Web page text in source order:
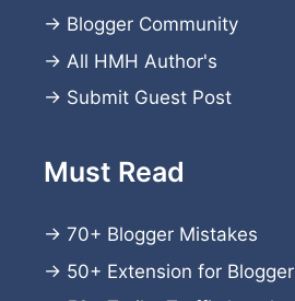
→ Blogger Community
→ All HMH Author's
→ Submit Guest Post
Must Read
→ 70+ Blogger Mistakes
→ 50+ Extension for Blogger